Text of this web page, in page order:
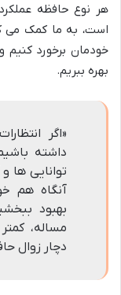
هر نوع حافظه
است، به ما کمک می
خودمان برخورد
بهره ببریم.
«اگر
داشته
توانایی ها
آنگاه هم
بهبود
مساله،
دچار زوال